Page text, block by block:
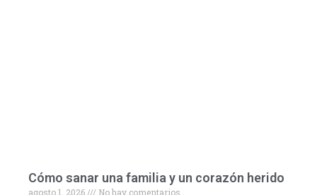
Cómo sanar una familia y un corazón herido
agosto 1, 2026
No hay comentarios